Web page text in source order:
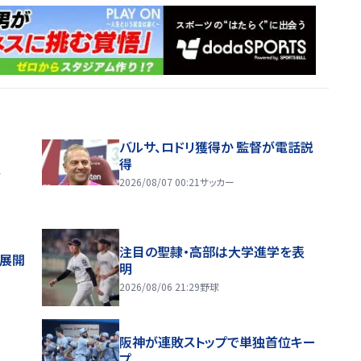
バルサ、ロドリ獲得か 監督が電話説
得
2026/08/07 00:21サッカー
開
注目の聖隷・高部は大学進学を表
明
2026/08/06 21:29野球
阪神が連敗ストップで単独首位キー